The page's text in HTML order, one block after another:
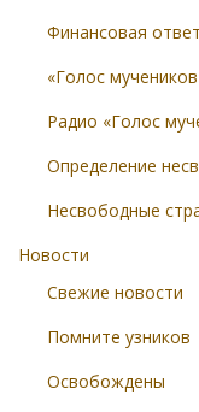
Финансовая
«Голос
Радио «Голос
Определение
Несвободные
Новости
Свежие новости
Помните узников
Освобождены